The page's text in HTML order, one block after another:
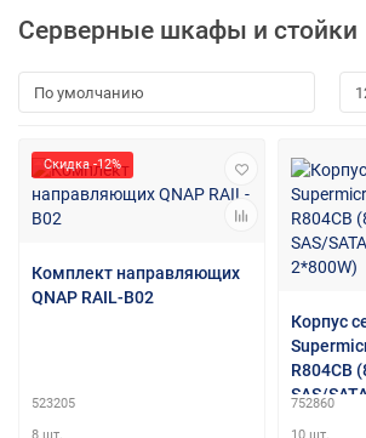
Серверные шкафы и стойки
Скидка -12%
Комплект направляющих
QNAP RAIL-B02
523205
Корпус
R804CB
SAS/
752860